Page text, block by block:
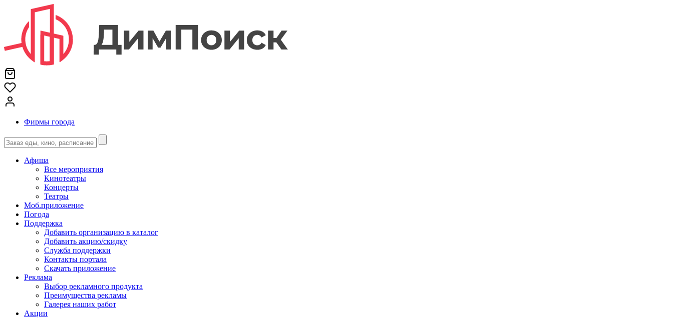
Фирмы города
Афиша
Все мероприятия
Кинотеатры
Концерты
Театры
Моб.приложение
Погода
Поддержка
Добавить организацию в каталог
Добавить акцию/скидку
Служба поддержки
Контакты портала
Скачать приложение
Реклама
Выбор рекламного продукта
Преимущества рекламы
Галерея наших работ
Акции